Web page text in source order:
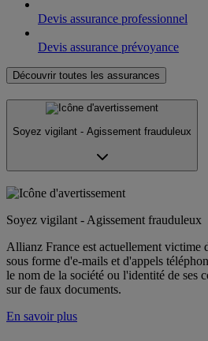
Devis assurance professionnel
Devis assurance prévoyance
Découvrir toutes les assurances
Soyez vigilant - Agissement frauduleux
Soyez vigilant - Agissement frauduleux
Allianz France est actuellement victime
sous forme d'e-mails et d'appels
le nom de la société ou l'identité de ses
sur de faux documents.
En savoir plus